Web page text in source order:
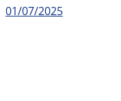
01/07/2025